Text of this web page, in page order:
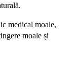
medical moale,
moale și